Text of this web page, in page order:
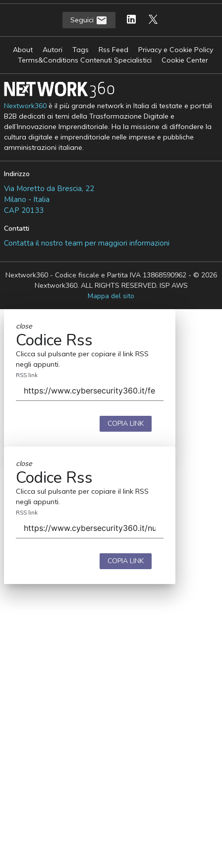
Seguici
About Autori Tags Rss Feed
Privacy e Cookie Policy
Terms&Conditions Contenuti Specialistici
Cookie Center
Nextwork360è il più grande network in Italia di testate e portali
B2B dedicati ai temi della Trasformazione Digitale e
dell’Innovazione Imprenditoriale. Ha la missione di diffondere la
cultura digitale e imprenditoriale nelle imprese e pubbliche
amministrazioni italiane.
Indirizzo
Via Moretto da Brescia, 22
Milano - Italia
CAP 20133
Contatti
Contatta il nostro team per maggiori informazioni
Nextwork360 - Codice fiscale e Partita IVA 13868590962 - © 2026
Nextwork360. ALL RIGHTS RESERVED. ISP AWS
Mappa del sito
close
Codice Rss
Clicca sul pulsante per copiare il link RSS
negli appunti.
RSS link
COPIA LINK
close
Codice Rss
Clicca sul pulsante per copiare il link RSS
negli appunti.
RSS link
COPIA LINK